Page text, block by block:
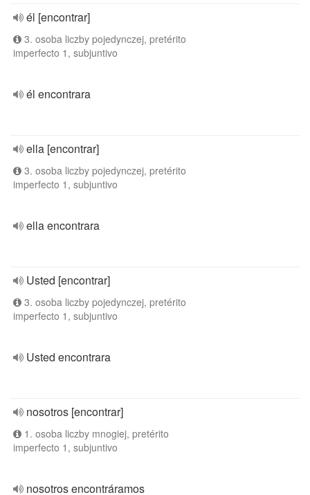
él [encontrar]
3. osoba liczby pojedynczej, pretérito
imperfecto 1, subjuntivo
él encontrara
ella [encontrar]
3. osoba liczby pojedynczej, pretérito
imperfecto 1, subjuntivo
ella encontrara
Usted [encontrar]
3. osoba liczby pojedynczej, pretérito
imperfecto 1, subjuntivo
Usted encontrara
nosotros [encontrar]
1. osoba liczby mnogiej, pretérito
imperfecto 1, subjuntivo
nosotros encontráramos